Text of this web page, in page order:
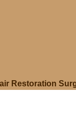
Restoration